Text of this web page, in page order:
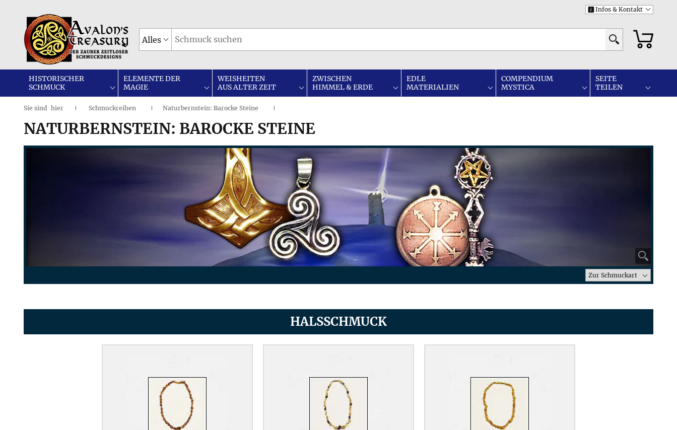
i Infos & Kontakt
Alles
HISTORISCHER
SCHMUCK
ELEMENTE DER
MAGIE
WEISHEITEN
AUS ALTER ZEIT
ZWISCHEN
HIMMEL & ERDE
EDLE
MATERIALIEN
COMPENDIUM
MYSTICA
SEITE
TEILEN
Sie sind hier | Schmuckreihen I Naturbernstein: Barocke Steine I
NATURBERNSTEIN: BAROCKE STEINE
⚲
Zur Schmuckart
HALSSCHMUCK